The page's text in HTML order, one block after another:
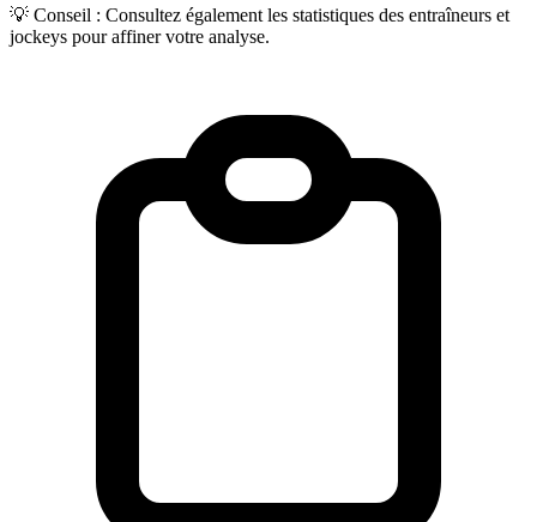
💡 Conseil : Consultez également les statistiques des entraîneurs et
jockeys pour affiner votre analyse.